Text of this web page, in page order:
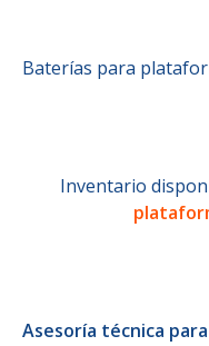
Baterías para
Inventario
Asesoría técnica